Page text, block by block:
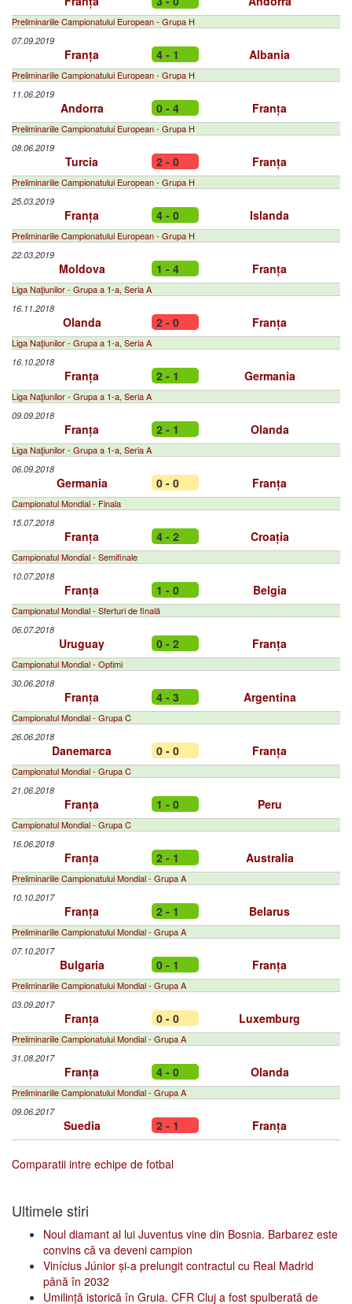
Preliminariile Campionatului European - Grupa H
07.09.2019
Franța 4 - 1 Albania
Preliminariile Campionatului European - Grupa H
11.06.2019
Andorra 0 - 4 Franța
Preliminariile Campionatului European - Grupa H
08.06.2019
Turcia 2 - 0 Franța
Preliminariile Campionatului European - Grupa H
25.03.2019
Franța 4 - 0 Islanda
Preliminariile Campionatului European - Grupa H
22.03.2019
Moldova 1 - 4 Franța
Liga Naţiunilor - Grupa a 1-a, Seria A
16.11.2018
Olanda 2 - 0 Franța
Liga Naţiunilor - Grupa a 1-a, Seria A
16.10.2018
Franța 2 - 1 Germania
Liga Naţiunilor - Grupa a 1-a, Seria A
09.09.2018
Franța 2 - 1 Olanda
Liga Naţiunilor - Grupa a 1-a, Seria A
06.09.2018
Germania 0 - 0 Franța
Campionatul Mondial - Finala
15.07.2018
Franța 4 - 2 Croația
Campionatul Mondial - Semifinale
10.07.2018
Franța 1 - 0 Belgia
Campionatul Mondial - Sferturi de finală
06.07.2018
Uruguay 0 - 2 Franța
Campionatul Mondial - Optimi
30.06.2018
Franța 4 - 3 Argentina
Campionatul Mondial - Grupa C
26.06.2018
Danemarca 0 - 0 Franța
Campionatul Mondial - Grupa C
21.06.2018
Franța 1 - 0 Peru
Campionatul Mondial - Grupa C
16.06.2018
Franța 2 - 1 Australia
Preliminariile Campionatului Mondial - Grupa A
10.10.2017
Franța 2 - 1 Belarus
Preliminariile Campionatului Mondial - Grupa A
07.10.2017
Bulgaria 0 - 1 Franța
Preliminariile Campionatului Mondial - Grupa A
03.09.2017
Franța 0 - 0 Luxemburg
Preliminariile Campionatului Mondial - Grupa A
31.08.2017
Franța 4 - 0 Olanda
Preliminariile Campionatului Mondial - Grupa A
09.06.2017
Suedia 2 - 1 Franța
Comparatii intre echipe de fotbal
Ultimele stiri
Noul diamant al lui Juventus vine din Bosnia. Barbarez este
convins că va deveni campion
Vinícius Júnior și-a prelungit contractul cu Real Madrid
până în 2032
Umilință istorică în Gruia. CFR Cluj a fost spulberată de